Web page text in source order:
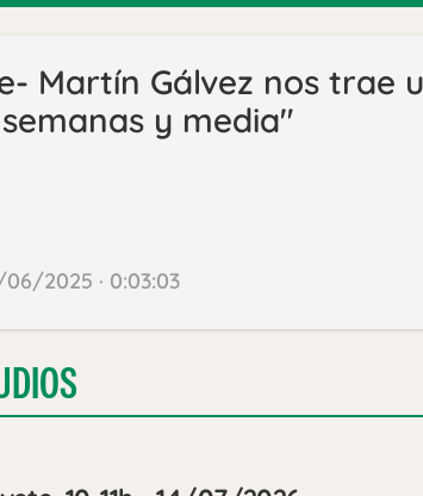
Martín Gálvez nos trae
y media"
2025 · 0:03:03